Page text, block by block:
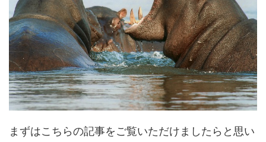
まずはこちらの記事をご覧いただけましたらと思い